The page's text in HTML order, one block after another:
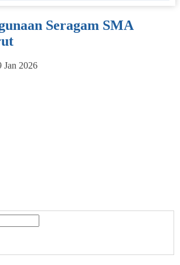
Seragam SMA
Jan 2026